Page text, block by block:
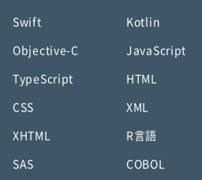
Swift Kotlin
Objective-C JavaScript
TypeScript HTML
CSS XML
XHTML R言語
SAS COBOL